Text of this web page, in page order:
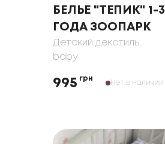
БЕЛЬЕ "ТЕПИК" 1-3
ГОДА ЗООПАРК
Детский декстиль,
baby
995 грн
Нет в наличии